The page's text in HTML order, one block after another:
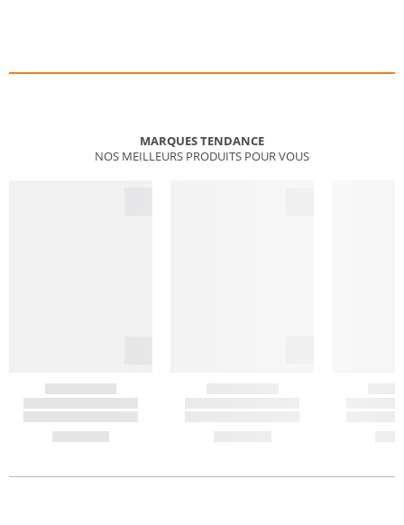
MARQUES TENDANCE
NOS MEILLEURS PRODUITS POUR VOUS